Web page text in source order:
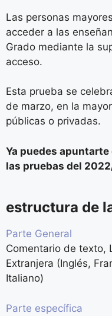
Las personas
acceder a las
Grado mediante la
acceso.
Esta prueba se
de marzo, en la
públicas o privadas.
Ya puedes
las pruebas del
estructura de
Parte General
Comentario de texto,
Extranjera (Inglés,
Italiano)
Parte específica